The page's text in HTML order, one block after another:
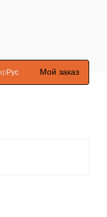
Рус Мой заказ